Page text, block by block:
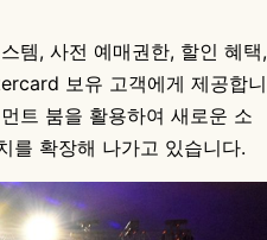
템, 사전 예매권한, 할인 혜택,
보유 고객에게 제공합니
트 붐을 활용하여 새로운 소
를 확장해 나가고 있습니다.